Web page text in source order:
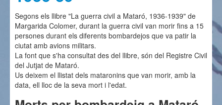
Segons els llibre "La guerra civil a Mataró, 1936-1939" de
Margarida Colomer, durant la guerra civil van morir fins a 15
persones durant els diferents bombardejos que va patir la
ciutat amb avions militars.
La font que s'ha consultat des del llibre, són del Registre Civil
del Jutjat de Mataró.
Us deixem el llistat dels mataronins que van morir, amb la
data, ell lloc de la seva mort i l'edat.